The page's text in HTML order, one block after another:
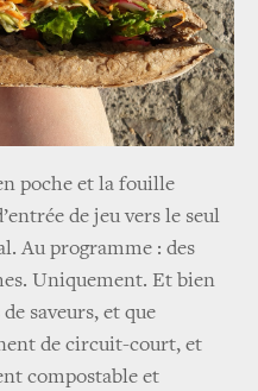
poche et la fouille
de jeu vers le seul
Au programme : des
Uniquement. Et bien
saveurs, et que
de circuit-court, et
compostable et